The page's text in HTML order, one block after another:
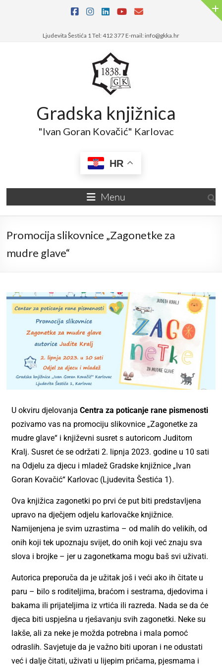
Ljudevita Šestića 1 Tel: 412 377 E-mail: info@gkka.hr
Gradska knjižnica
"Ivan Goran Kovačić" Karlovac
HR
Menu
Promocija slikovnice „Zagonetke za
mudre glave“
U okviru djelovanjaCentra za poticanje rane pismenosti
pozivamo vas na promociju slikovnice „Zagonetke za
mudre glave“ i književni susret s autoricom Juditom
Kralj. Susret će se održati 2. lipnja 2023. godine u 10 sati
na Odjelu za djecu i mladež Gradske knjižnice „Ivan
Goran Kovačić“ Karlovac (Ljudevita Šestića 1).
Ova knjižica zagonetki po prvi će put biti predstavljena
upravo na dječjem odjelu karlovačke knjižnice.
Namijenjena je svim uzrastima – od malih do velikih, od
onih koji tek upoznaju svijet, do onih koji već znaju sva
slova i brojke – jer u zagonetkama mogu baš svi uživati.
Autorica preporuča da je užitak još i veći ako ih čitate u
paru – bilo s roditeljima, braćom i sestrama, djedovima i
bakama ili prijateljima iz vrtića ili razreda. Nada se da će
djeca biti uspješna u rješavanju svih zagonetki. Neke su
lakše, ali za neke je možda potrebna i mala pomoć
odraslih. Savjetuje da je važno biti uporan i ne odustati
već i dalje čitati, uživati u lijepim pričama, pjesmama i